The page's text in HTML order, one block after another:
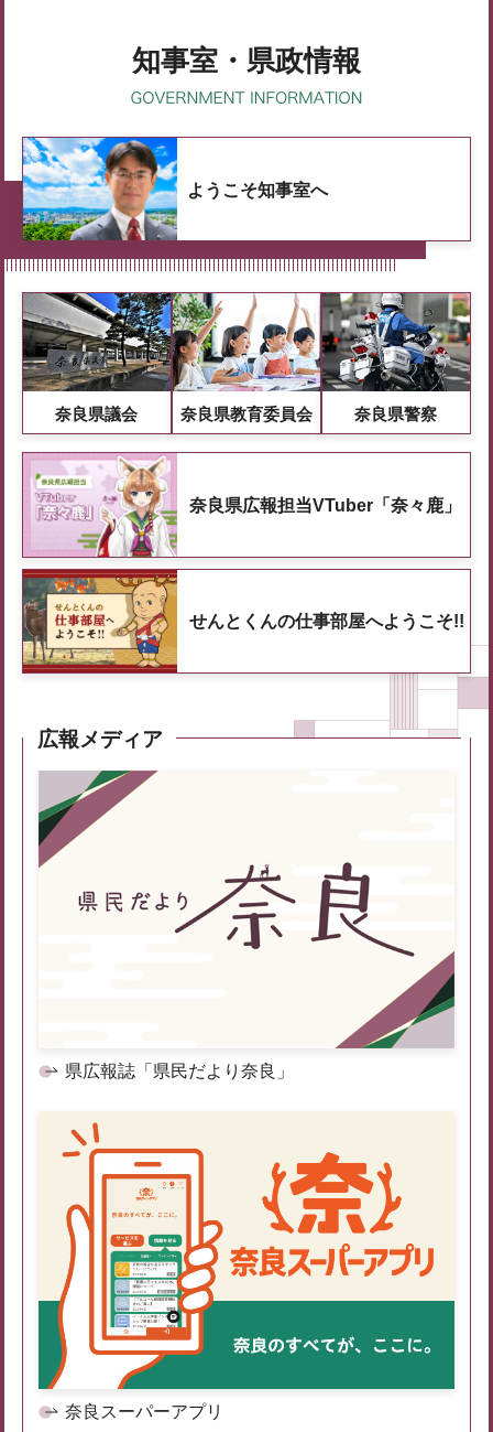
知事室・県政情報
ようこそ知事室へ
奈良県議会 奈良県教育委員会 奈良県警察
奈良県広報担当VTuber「奈々鹿」
せんとくんの仕事部屋へようこそ!!
広報メディア
県広報誌「県民だより奈良」
奈良スーパーアプリ